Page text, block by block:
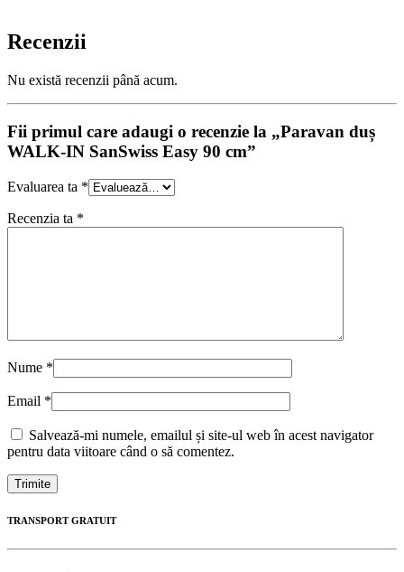
Recenzii
Nu există recenzii până acum.
Fii primul care adaugi o recenzie la „Paravan duș
WALK-IN SanSwiss Easy 90 cm”
Evaluarea ta *
Recenzia ta *
Nume *
Email *
Salvează-mi numele, emailul și site-ul web în acest navigator
pentru data viitoare când o să comentez.
TRANSPORT GRATUIT